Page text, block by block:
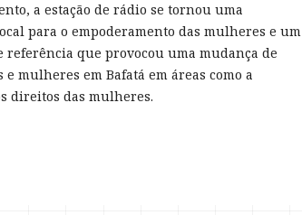
a estação de rádio se tornou uma
para o empoderamento das mulheres e um
referência que provocou uma mudança de
mulheres em Bafatá em áreas como a
direitos das mulheres.